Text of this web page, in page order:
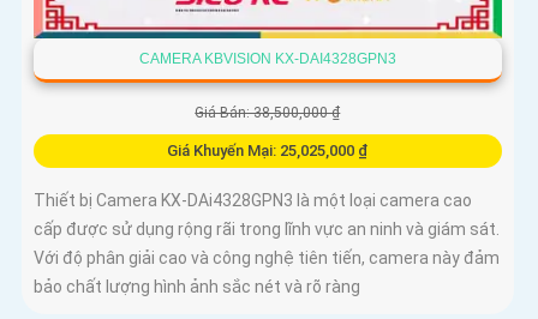
CAMERA KBVISION KX-DAI4328GPN3
Giá Bán: 38,500,000 ₫
Giá Khuyến Mại: 25,025,000 ₫
Thiết bị Camera KX-DAi4328GPN3 là một loại camera cao
cấp được sử dụng rộng rãi trong lĩnh vực an ninh và giám sát.
Với độ phân giải cao và công nghệ tiên tiến, camera này đảm
bảo chất lượng hình ảnh sắc nét và rõ ràng